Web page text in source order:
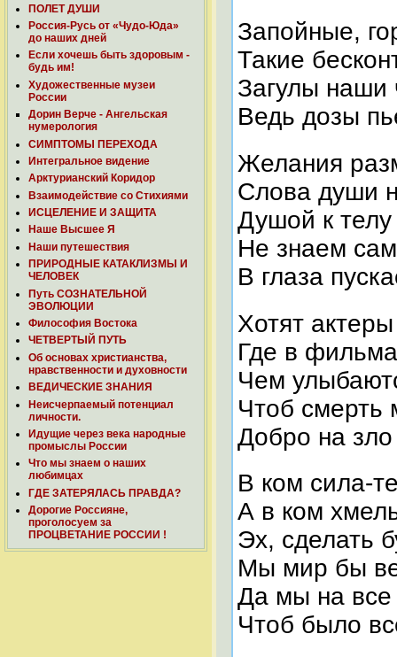
ПОЛЕТ ДУШИ
Россия-Русь от «Чудо-Юда»
до наших дней
Если хочешь быть здоровым -
будь им!
Художественные музеи
России
Дорин Верче - Ангельская
нумерология
СИМПТОМЫ ПЕРЕХОДА
Интегральное видение
Арктурианский Коридор
Взаимодействие со Стихиями
ИСЦЕЛЕНИЕ И ЗАЩИТА
Наше Высшее Я
Наши путешествия
ПРИРОДНЫЕ КАТАКЛИЗМЫ И
ЧЕЛОВЕК
Путь СОЗНАТЕЛЬНОЙ
ЭВОЛЮЦИИ
Философия Востока
ЧЕТВЕРТЫЙ ПУТЬ
Об основах христианства,
нравственности и духовности
ВЕДИЧЕСКИЕ ЗНАНИЯ
Неисчерпаемый потенциал
личности.
Идущие через века народные
промыслы России
Что мы знаем о наших
любимцах
ГДЕ ЗАТЕРЯЛАСЬ ПРАВДА?
Дорогие Россияне,
проголосуем за
ПРОЦВЕТАНИЕ РОССИИ !
Запойные,
Такие
Загулы наши
Ведь дозы
Желания
Слова души
Душой к
Не знаем
В глаза
Хотят
Где в
Чем
Чтоб
Добро на
В ком сила-
А в ком
Эх, сделать
Мы мир бы
Да мы на
Чтоб было